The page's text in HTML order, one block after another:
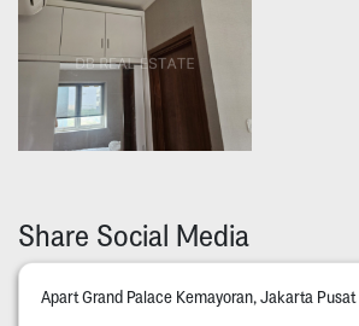
Share Social Media
Apart Grand Palace Kemayoran, Jakarta Pusat